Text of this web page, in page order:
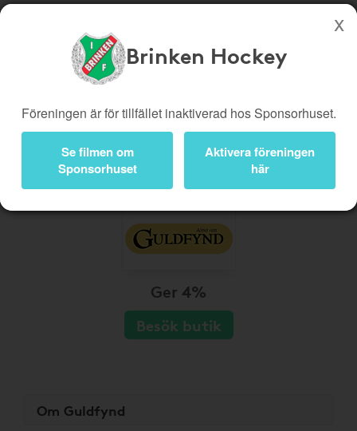
Köp genom denna sida stöttar Brinken Hockey
Presentkort
Kampanjer
Bli medlem
Logga in
Brinken Hockey
Föreningen är för tillfället inaktiverad hos Sponsorhuset.
Se filmen om
Sponsorhuset
Aktivera föreningen
här
Ger 4%
Besök butik
Om Guldfynd